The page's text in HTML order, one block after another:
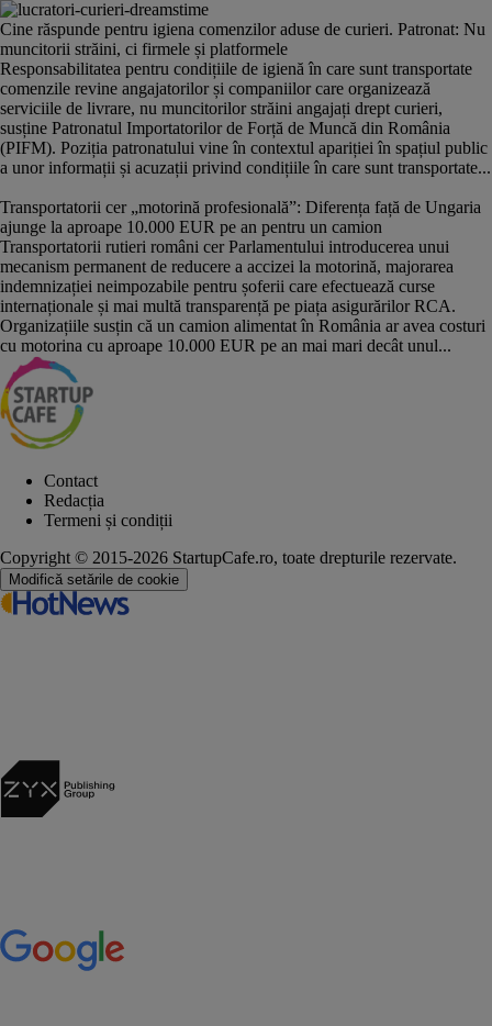
Cine răspunde pentru igiena comenzilor aduse de curieri. Patronat: Nu
muncitorii străini, ci firmele și platformele
Responsabilitatea pentru condițiile de igienă în care sunt transportate
comenzile revine angajatorilor și companiilor care organizează
serviciile de livrare, nu muncitorilor străini angajați drept curieri,
susține Patronatul Importatorilor de Forță de Muncă din România
(PIFM). Poziția patronatului vine în contextul apariției în spațiul public
a unor informații și acuzații privind condițiile în care sunt transportate...
Transportatorii cer „motorină profesională”: Diferența față de Ungaria
ajunge la aproape 10.000 EUR pe an pentru un camion
Transportatorii rutieri români cer Parlamentului introducerea unui
mecanism permanent de reducere a accizei la motorină, majorarea
indemnizației neimpozabile pentru șoferii care efectuează curse
internaționale și mai multă transparență pe piața asigurărilor RCA.
Organizațiile susțin că un camion alimentat în România ar avea costuri
cu motorina cu aproape 10.000 EUR pe an mai mari decât unul...
Contact
Redacția
Termeni și condiții
Copyright © 2015-2026 StartupCafe.ro, toate drepturile rezervate.
Modifică setările de cookie